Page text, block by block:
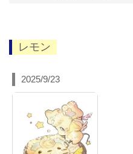
レモン
2025/9/23